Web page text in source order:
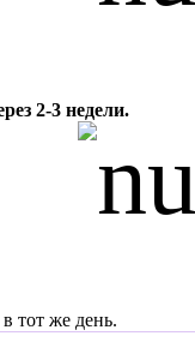
2-3 недели.
тот же день.